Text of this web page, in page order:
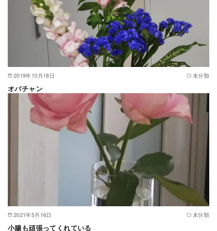
2019年10月18日 未分類
オバチャン
2021年5月16日 未分類
小腸も頑張ってくれている